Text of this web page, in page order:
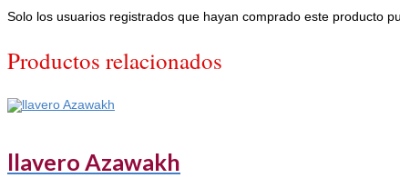
Solo los usuarios registrados que hayan comprado este producto
Productos relacionados
llavero Azawakh